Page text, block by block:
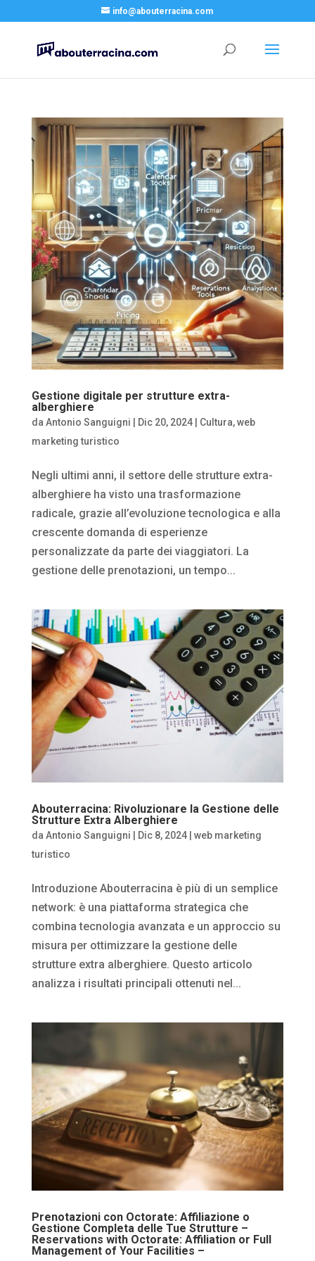
info@abouterracina.com
Gestione digitale per strutture extra-
alberghiere
da Antonio Sanguigni Dic 20, 2024| Cultura,web
marketing turistico
Negli ultimi anni, il settore delle strutture extra-
alberghiere ha visto una trasformazione
radicale, grazie all’evoluzione tecnologica e alla
crescente domanda di esperienze
personalizzate da parte dei viaggiatori. La
gestione delle prenotazioni, un tempo...
Abouterracina: Rivoluzionare la Gestione delle
Strutture Extra Alberghiere
da Antonio Sanguigni Dic 8, 2024| web marketing
turistico
Introduzione Abouterracina è più di un semplice
network: è una piattaforma strategica che
combina tecnologia avanzata e un approccio su
misura per ottimizzare la gestione delle
strutture extra alberghiere. Questo articolo
analizza i risultati principali ottenuti nel...
Prenotazioni con Octorate: Affiliazione o
Gestione Completa delle Tue Strutture –
Reservations with Octorate: Affiliation or Full
Management of Your Facilities –